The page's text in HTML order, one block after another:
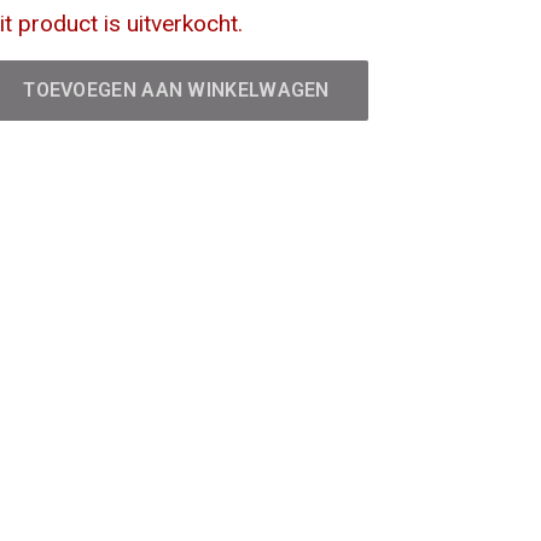
product is uitverkocht.
TOEVOEGEN AAN WINKELWAGEN